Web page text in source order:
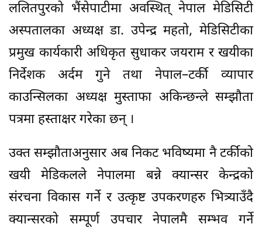
ललितपुरको भैंसेपाटीमा अवस्थित् नेपाल मेडिसिटी
अस्पतालका अध्यक्ष डा. उपेन्द्र महतो, मेडिसिटीका
प्रमुख कार्यकारी अधिकृत सुधाकर जयराम र खयीका
निर्देशक अर्दम गुने तथा नेपाल–टर्की व्यापार
काउन्सिलका अध्यक्ष मुस्ताफा अकिन्छन्ले सम्झौता
पत्रमा हस्ताक्षर गरेका छन् ।
उक्त सम्झौताअनुसार अब निकट भविष्यमा नै टर्कीको
खयी मेडिकलले नेपालमा बन्ने क्यान्सर केन्द्रको
संरचना विकास गर्ने र उत्कृष्ट उपकरणहरु भित्र्याउँदै
क्यान्सरको सम्पूर्ण उपचार नेपालमै सम्भव गर्ने